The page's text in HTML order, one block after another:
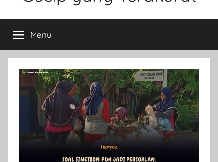
Tentang
Ke
Gosipan
Kalangan
Menu